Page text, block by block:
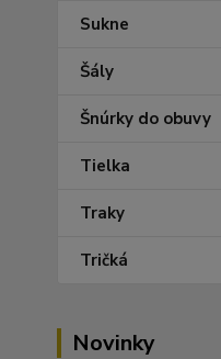
Sukne
Šály
Šnúrky do obuvy
Tielka
Traky
Tričká
Novinky